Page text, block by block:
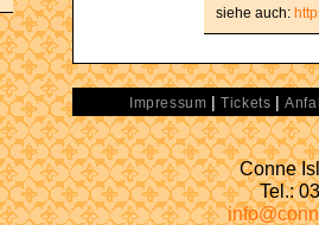
siehe auch:
Impressum |Tickets |
Conne
Tel.: